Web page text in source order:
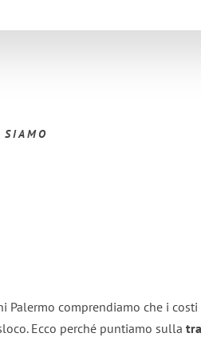
Palermo comprendiamo che i
Ecco perché puntiamo sulla